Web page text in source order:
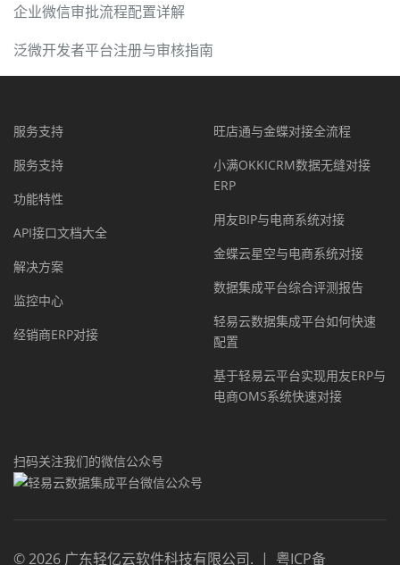
企业微信审批流程配置详解
泛微开发者平台注册与审核指南
服务支持
服务支持
功能特性
API接口文档大全
解决方案
监控中心
经销商ERP对接
旺店通与金蝶对接全流程
小满OKKICRM数据无缝对接
ERP
用友BIP与电商系统对接
金蝶云星空与电商系统对接
数据集成平台综合评测报告
轻易云数据集成平台如何快速
配置
基于轻易云平台实现用友ERP与
电商OMS系统快速对接
扫码关注我们的微信公众号
©2026 广东轻亿云软件科技有限公司. | 粤ICP备